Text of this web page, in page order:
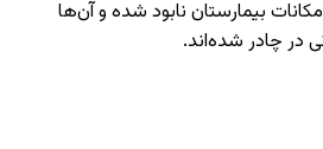
بیمارستان نابود شده و آن‌ها
در چادر شده‌اند.